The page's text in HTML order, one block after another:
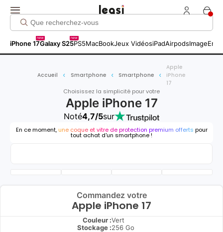
iPhone 17
new
Galaxy S25
new
PS5MacBookJeux VidéosiPadAirpodsImage
Accueil Smartphone Smartphone
Apple
iPhone
17
Choisissez la simplicité pour votre
Apple iPhone 17
Noté4,7/5sur
En ce moment, une coque et vitre de protection premium offerts pour
tout achat d'un smartphone !
Commandez votre
Apple iPhone 17
Couleur :Vert
Stockage :256 Go